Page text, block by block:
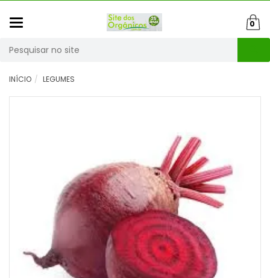
0
INÍCIO LEGUMES